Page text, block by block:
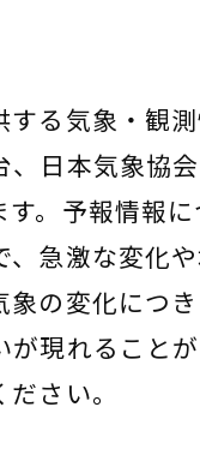
する気象・観
、日本気象協
。予報情報
、急激な変化
象の変化につ
が現れること
さい。